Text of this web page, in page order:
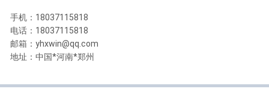
手机：18037115818
电话：18037115818
邮箱：yhxwin@qq.com
地址：中国*河南*郑州